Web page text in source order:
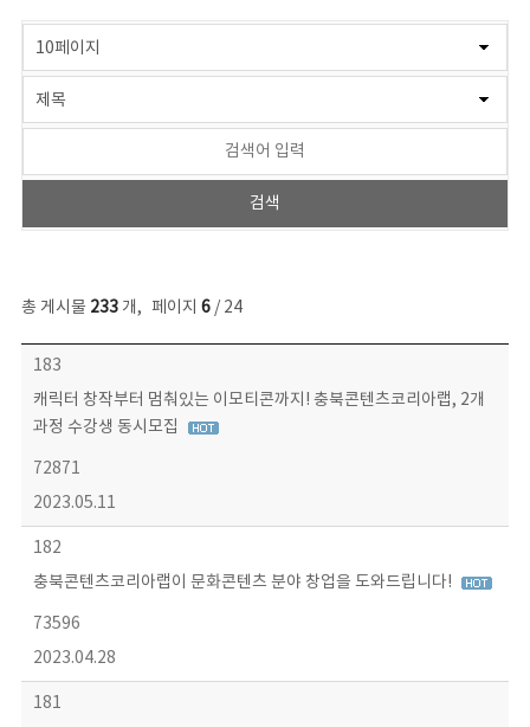
총 게시물 233개, 페이지 6/ 24
보도자료 목록 - 번호, 제목, 작성자, 파일, 조회수, 작성일 정보 제공
183
캐릭터 창작부터 멈춰있는 이모티콘까지! 충북콘텐츠코리아랩, 2개
과정 수강생 동시모집
72871
2023.05.11
182
충북콘텐츠코리아랩이 문화콘텐츠 분야 창업을 도와드립니다!
73596
2023.04.28
181